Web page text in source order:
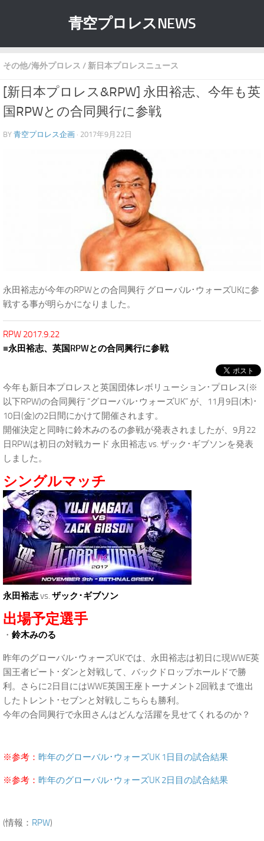
青空プロレスNEWS
その他/海外プロレス / 新日本プロレスニュース
[新日本プロレス&RPW] 永田裕志、今年も英
国RPWとの合同興行に参戦
BY 青空プロレス企画 · 2017年9月22日
永田裕志が今年のRPWとの合同興行 グローバル･ウォーズUKに参
戦する事が明らかになりました。
RPW 2017.9.22
■永田裕志、英国RPWとの合同興行に参戦
今年も新日本プロレスと英国団体レボリューション･プロレス(※
以下RPW)の合同興行 “グローバル･ウォーズUK” が、11月9日(木)･
10日(金)の2日間にかけて開催されます。
開催決定と同時に鈴木みのるの参戦が発表されましたが、9月22
日RPWは初日の対戦カード 永田裕志 vs. ザック･ギブソンを発表
しました。
シングルマッチ
永田裕志vs. ザック･ギブソン
出場予定選手
・ 鈴木みのる
昨年のグローバル･ウォーズUKでは、永田裕志は初日に現WWE英
国王者ピート･ダンと対戦して、バックドロップホールドで勝
利。さらに2日目にはWWE英国王座トーナメント2回戦まで進出
したトレント･セブンと対戦しこちらも勝利。
今年の合同興行で永田さんはどんな活躍を見せてくれるのか？
※参考： 昨年のグローバル･ウォーズUK 1日目の試合結果
※参考： 昨年のグローバル･ウォーズUK 2日目の試合結果
(情報： RPW)